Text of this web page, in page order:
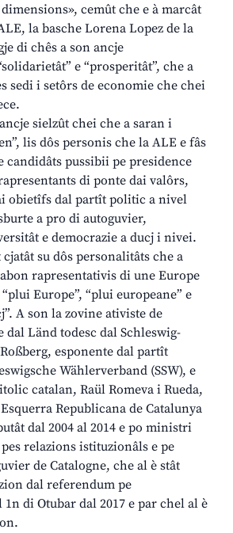
cemût che e à marcât
la basche Lorena Lopez de la
di chês a son ancje
e “prosperitât”, che a
sedi i setôrs de economie che chei
sielzût chei che a saran i
lis dôs personis che la ALE e fâs
candidâts pussibii pe presidence
di ponte dai valôrs,
obietîfs dal partît politic a nivel
a pro di autoguvier,
e democrazie a ducj i nivei.
cjatât su dôs personalitâts che a
rapresentativis di une Europe
Europe”, “plui europeane” e
A son la zovine ativiste de
dal Länd todesc dal Schleswig-
esponente dal partît
Wählerverband (SSW), e
catalan, Raül Romeva i Rueda,
Republicana de Catalunya
dal 2004 al 2014 e po ministri
relazions istituzionâls e pe
de Catalogne, che al è stât
dal referendum pe
di Otubar dal 2017 e par chel al è